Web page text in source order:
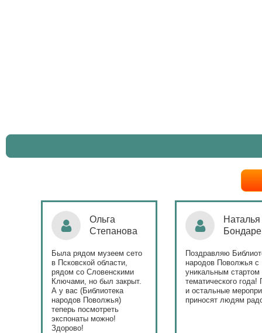
Ольга
Степанова
Была рядом музеем сето
в Псковской области,
рядом со Словенскими
Ключами, но был закрыт.
А у вас (Библиотека
народов Поволжья)
теперь посмотреть
экспонаты можно!
Здорово!
Наталья
Поздравляю
народов Поволжья с
уникальным стартом
тематического года!
и остальные
приносят людям